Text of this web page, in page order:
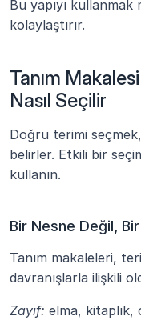
Bu yapıyı kullanmak
kolaylaştırır.
Tanım
Nasıl Seçilir
Doğru terimi
belirler. Etkili bir
kullanın.
Bir Nesne Değil,
Tanım makaleleri,
davranışlarla ilişkili
Zayıf: elma, kitaplık,